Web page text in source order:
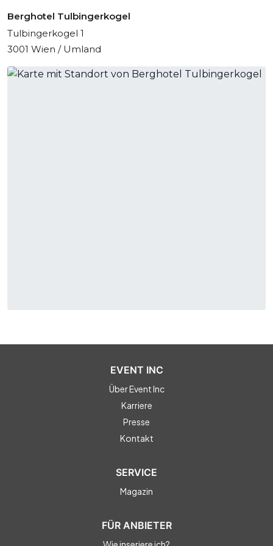
Berghotel Tulbingerkogel
Tulbingerkogel 1
3001 Wien / Umland
EVENT INC
Über Event Inc
Karriere
Presse
Kontakt
SERVICE
Magazin
FÜR ANBIETER